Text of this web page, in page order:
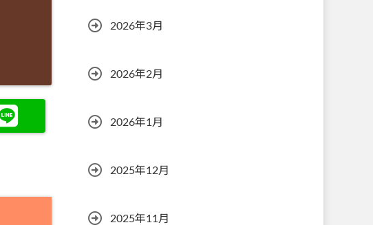
2026年3月
2026年2月
2026年1月
2025年12月
2025年11月